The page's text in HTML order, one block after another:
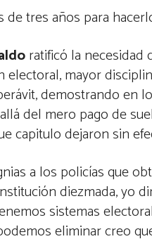
de tres años para
ratificó la necesidad
mayor
demostrando en
del mero pago de
capitulo dejaron sin
a los policías que
diezmada, yo
sistemas
eliminar creo